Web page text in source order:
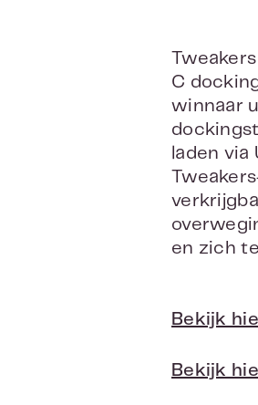
C
winnaar
laden
en zich
Bekijk
Bekijk